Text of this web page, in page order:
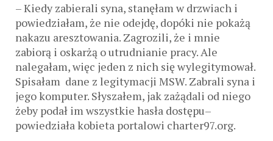
– Kiedy zabierali syna, stanęłam w drzwiach i
powiedziałam, że nie odejdę, dopóki nie pokażą
nakazu aresztowania. Zagrozili, że i mnie
zabiorą i oskarżą o utrudnianie pracy. Ale
nalegałam, więc jeden z nich się wylegitymował.
Spisałam dane z legitymacji MSW. Zabrali syna i
jego komputer. Słyszałem, jak zażądali od niego
żeby podał im wszystkie hasła dostępu–
powiedziała kobieta portalowi charter97.org.